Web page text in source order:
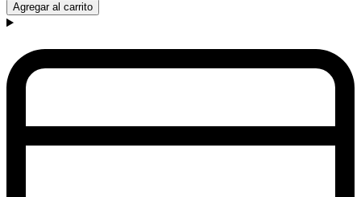
Agregar al carrito